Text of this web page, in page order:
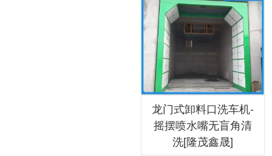
龙门式卸料口洗车机-
摇摆喷水嘴无盲角清
洗[隆茂鑫晟]